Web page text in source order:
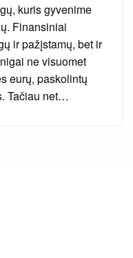
kuris gyvenime
Finansiniai
ir pažįstamų, bet ir
ne visuomet
eurų, paskolintų
Tačiau net…